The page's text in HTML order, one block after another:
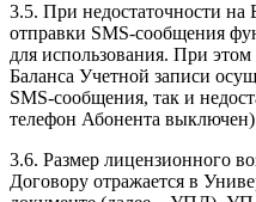
3.5. При недостаточности на
отправки SMS-сообщения
для использования. При
Баланса Учетной записи
SMS-сообщения, так и
телефон Абонента
3.6. Размер лицензионного
Договору отражается в